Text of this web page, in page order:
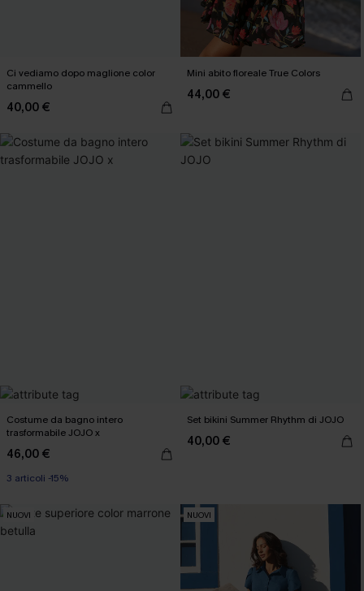
Ci vediamo dopo maglione color
cammello
40,00 €
Mini abito floreale True Colors
44,00 €
Costume da bagno intero
trasformabile JOJO x
46,00 €
3 articoli -15%
Set bikini Summer Rhythm di JOJO
40,00 €
NUOVI NUOVI